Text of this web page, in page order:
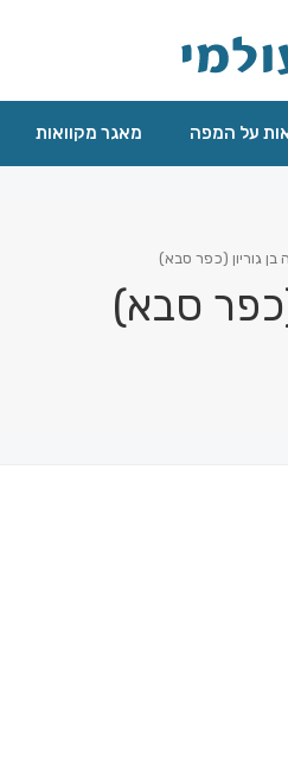
על המפה מאגר מקוואות
בן גוריון (כפר סבא)
(כפר סבא)